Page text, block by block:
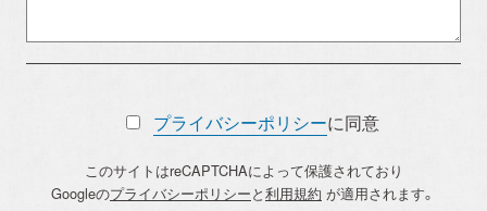
プライバシーポリシーに同意
このサイトはreCAPTCHAによって保護されており
Googleのプライバシーポリシーと利用規約 が適用されます。